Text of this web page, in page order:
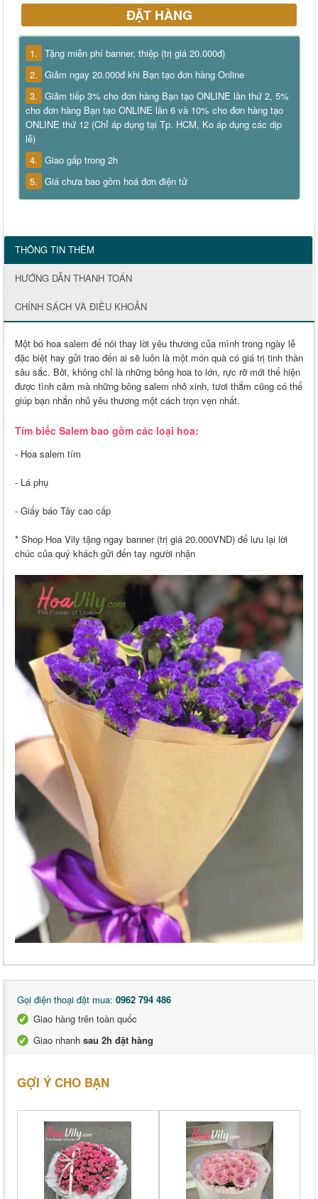
ĐẶT HÀNG
1. Tặng miễn phí banner, thiệp (trị giá 20.000đ)
2. Giảm ngay 20.000đ khi Bạn tạo đơn hàng Online
3. Giảm tiếp 3% cho đơn hàng Bạn tạo ONLINE lần thứ 2, 5%
cho đơn hàng Bạn tạo ONLINE lần 6 và 10% cho đơn hàng tạo
ONLINE thứ 12 (Chỉ áp dụng tại Tp. HCM, Ko áp dụng các dịp
lễ)
4. Giao gấp trong 2h
5. Giá chưa bao gồm hoá đơn điện tử
THÔNG TIN THÊM
HƯỚNG DẪN THANH TOÁN
CHÍNH SÁCH VÀ ĐIỀU KHOẢN
Một bó hoa salem để nói thay lời yêu thương của mình trong ngày lễ
đặc biệt hay gửi trao đến ai sẽ luôn là một món quà có giá trị tinh thần
sâu sắc. Bởi, không chỉ là những bông hoa to lớn, rực rỡ mới thể hiện
được tình cảm mà những bông salem nhỏ xinh, tươi thắm cũng có thể
giúp bạn nhắn nhủ yêu thương một cách trọn vẹn nhất.
Tím biếc Salem bao gồm các loại hoa:
- Hoa salem tím
- Lá phụ
- Giấy báo Tây cao cấp
* Shop Hoa Vily tặng ngay banner (trị giá 20.000VND) để lưu lại lời
chúc của quý khách gửi đến tay người nhận
Gọi điện thoại đặt mua: 0962 794 486
Giao hàng trên toàn quốc
Giao nhanh sau 2h đặt hàng
GỢI Ý CHO BẠN